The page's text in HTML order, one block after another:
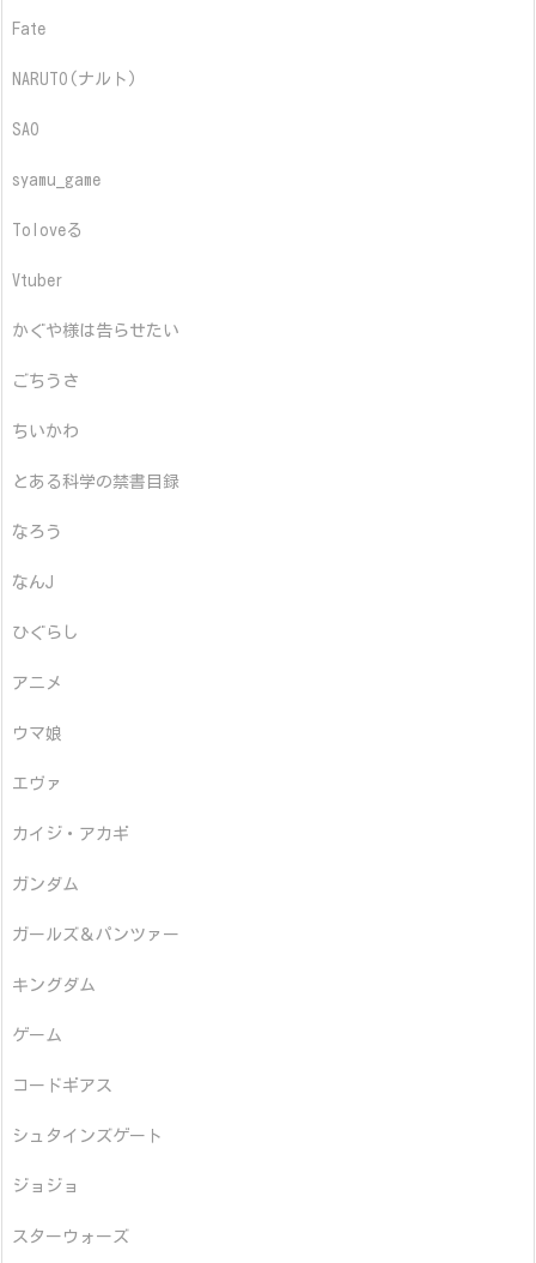
Fate
NARUTO(ナルト)
SAO
syamu_game
Toloveる
Vtuber
かぐや様は告らせたい
ごちうさ
ちいかわ
とある科学の禁書目録
なろう
なんJ
ひぐらし
アニメ
ウマ娘
エヴァ
カイジ・アカギ
ガンダム
ガールズ＆パンツァー
キングダム
ゲーム
コードギアス
シュタインズゲート
ジョジョ
スターウォーズ